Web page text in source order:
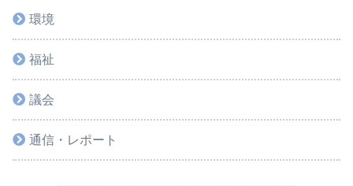
環境
福祉
議会
通信・レポート